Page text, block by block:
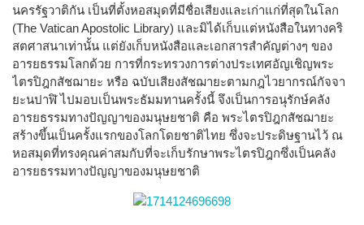
นครรัฐวาติกัน เป็นที่ตั้งหอสมุดที่มีชื่อเสียงและเก่าแก่ที่สุดในโลก
(The Vatican Apostolic Library) และมิได้เก็บแต่หนังสือในทางคริ
สตศาสนาเท่านั้น แต่ยังเก็บหนังสือและเอกสารสำคัญต่างๆ ของ
อารยธรรมโลกด้วย การที่กระทรวงการต่างประเทศอัญเชิญพระ
ไตรปิฎกสัชฌายะ หรือ ฉบับเสียงสัชฌายะตามกฎไวยากรณ์กัจจา
ยะนปาฬิ ไปมอบเป็นพระธัมมทานครั้งนี้ จึงเป็นการอนุรักษ์คลัง
อารยธรรมทางปัญญาของมนุษยชาติ คือ พระไตรปิฎกสัชฌายะ
สร้างขึ้นเป็นครั้งแรกของโลกโดยชาติไทย ซึ่งจะประดิษฐานไว้ ณ
หอสมุดที่ทรงคุณค่าสมกับที่จะเก็บรักษาพระไตรปิฎกซึ่งเป็นคลัง
อารยธรรมทางปัญญาของมนุษยชาติ